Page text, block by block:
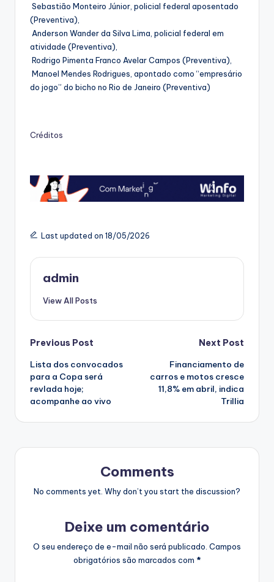
Sebastião Monteiro Júnior, policial federal aposentado
(Preventiva),
Anderson Wander da Silva Lima, policial federal em
atividade (Preventiva),
Rodrigo Pimenta Franco Avelar Campos (Preventiva),
Manoel Mendes Rodrigues, apontado como “empresário
do jogo” do bicho no Rio de Janeiro (Preventiva)
Créditos
Last updated on 18/05/2026
admin
View All Posts
Post
navigation
Previous Post
Lista dos convocados
para a Copa será
revlada hoje;
acompanhe ao vivo
Next Post
Financiamento de
carros e motos cresce
11,8% em abril, indica
Trillia
Comments
No comments yet. Why don’t you start the discussion?
Deixe um comentário
O seu endereço de e-mail não será publicado. Campos
obrigatórios são marcados com *